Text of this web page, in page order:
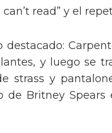
each other”,
y luego se
strass y
Britney Spears